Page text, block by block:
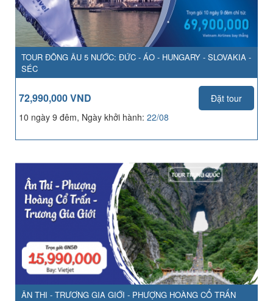
TOUR ĐÔNG ÂU 5 NƯỚC: ĐỨC - ÁO - HUNGARY - SLOVAKIA -
SÉC
72,990,000 VND
Đặt tour
10 ngày 9 đêm, Ngày khởi hành: 22/08
ÂN THI - TRƯƠNG GIA GIỚI - PHƯỢNG HOÀNG CỔ TRẤN